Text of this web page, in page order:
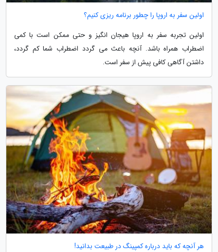
اولین سفر به اروپا را چطور برنامه ریزی کنیم؟
اولین تجربه سفر به اروپا هیجان انگیز و حتی ممکن است با کمی
اضطراب همراه باشد. آنچه باعث می گردد اضطراب شما کم گردد،
داشتن آگاهی کافی پیش از سفر است.
هر آنچه که باید درباره کمپینگ در طبیعت بدانید!